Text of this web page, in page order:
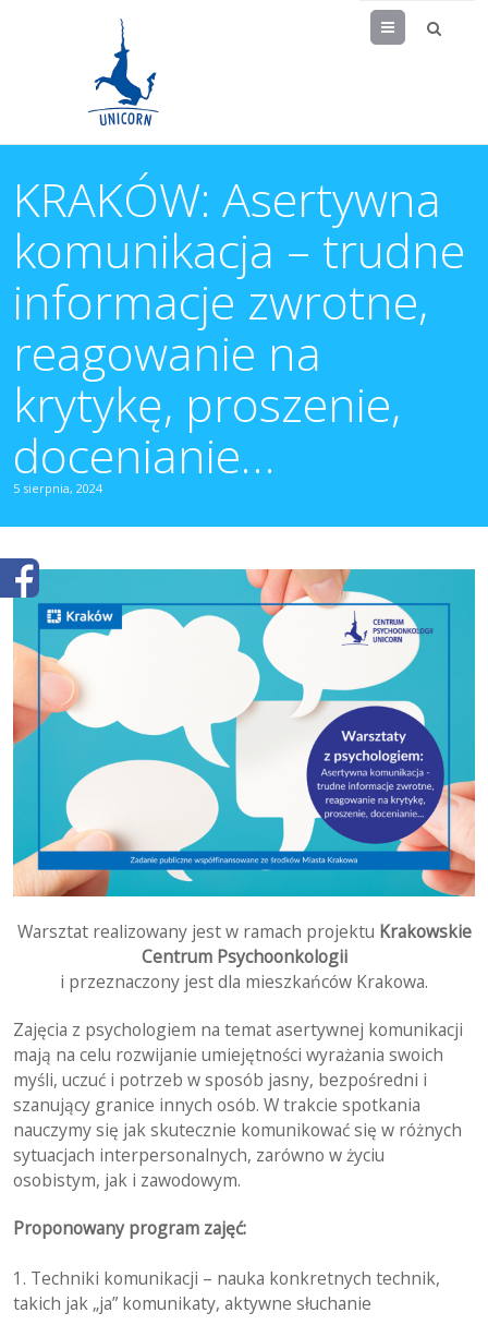
Menu
KRAKÓW: Asertywna
komunikacja – trudne
informacje zwrotne,
reagowanie na
krytykę, proszenie,
docenianie…
5 sierpnia, 2024
Warsztat realizowany jest w ramach projektu Krakowskie
Centrum Psychoonkologii
i przeznaczony jest dla mieszkańców Krakowa.
Zajęcia z psychologiem na temat asertywnej komunikacji
mają na celu rozwijanie umiejętności wyrażania swoich
myśli, uczuć i potrzeb w sposób jasny, bezpośredni i
szanujący granice innych osób. W trakcie spotkania
nauczymy się jak skutecznie komunikować się w różnych
sytuacjach interpersonalnych, zarówno w życiu
osobistym, jak i zawodowym.
Proponowany program zajęć:
1. Techniki komunikacji – nauka konkretnych technik,
takich jak „ja” komunikaty, aktywne słuchanie